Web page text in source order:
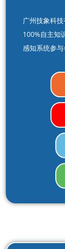
广州技象科
100%自主知
感知系统参与